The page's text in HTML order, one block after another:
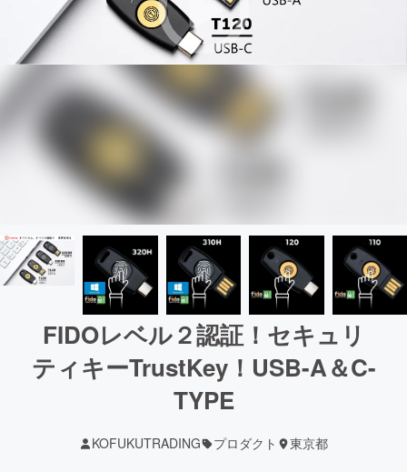
FIDOレベル２認証！セキュリ
ティキーTrustKey！USB-A＆C-
TYPE
KOFUKUTRADING プロダクト 東京都